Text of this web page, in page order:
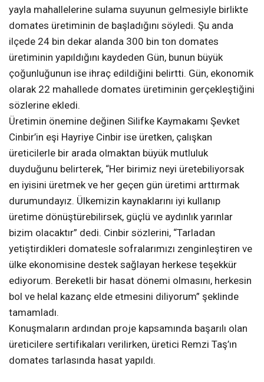
yayla mahallelerine sulama suyunun gelmesiyle birlikte
domates üretiminin de başladığını söyledi. Şu anda
ilçede 24 bin dekar alanda 300 bin ton domates
üretiminin yapıldığını kaydeden Gün, bunun büyük
çoğunluğunun ise ihraç edildiğini belirtti. Gün, ekonomik
olarak 22 mahallede domates üretiminin gerçekleştiğini
sözlerine ekledi.
Üretimin önemine değinen Silifke Kaymakamı Şevket
Cinbir’in eşi Hayriye Cinbir ise üretken, çalışkan
üreticilerle bir arada olmaktan büyük mutluluk
duyduğunu belirterek, “Her birimiz neyi üretebiliyorsak
en iyisini üretmek ve her geçen gün üretimi arttırmak
durumundayız. Ülkemizin kaynaklarını iyi kullanıp
üretime dönüştürebilirsek, güçlü ve aydınlık yarınlar
bizim olacaktır” dedi. Cinbir sözlerini, “Tarladan
yetiştirdikleri domatesle sofralarımızı zenginleştiren ve
ülke ekonomisine destek sağlayan herkese teşekkür
ediyorum. Bereketli bir hasat dönemi olmasını, herkesin
bol ve helal kazanç elde etmesini diliyorum” şeklinde
tamamladı.
Konuşmaların ardından proje kapsamında başarılı olan
üreticilere sertifikaları verilirken, üretici Remzi Taş’ın
domates tarlasında hasat yapıldı.